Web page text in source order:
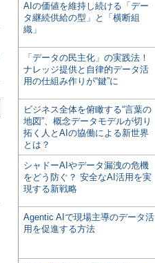
AIの価値を維持し続ける「デー
タ継続供給の型」と「横断組
織」
「データの民主化」の実践法！
ナレッジ提供と自律的データ活
用の仕組み作りが“鍵”に
ビジネス全体を俯瞰する“言葉の
地図”、概念データモデルが切り
拓く人とAIの協働による新世界
とは？
シャドーAIやデータ漏洩の危機
をどう防ぐ？ 安全なAI活用を実
現する新戦略
Agentic AIで現場主導のデータ活
用を促進する方法